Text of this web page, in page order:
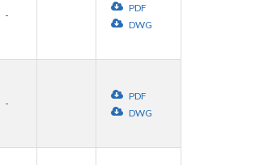
-
PDF
DWG
-
PDF
DWG